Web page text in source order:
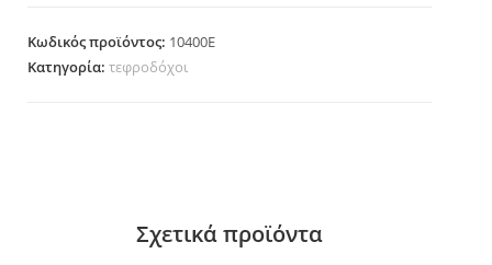
Κωδικός προϊόντος: 10400E
Κατηγορία: τεφροδόχοι
Σχετικά προϊόντα